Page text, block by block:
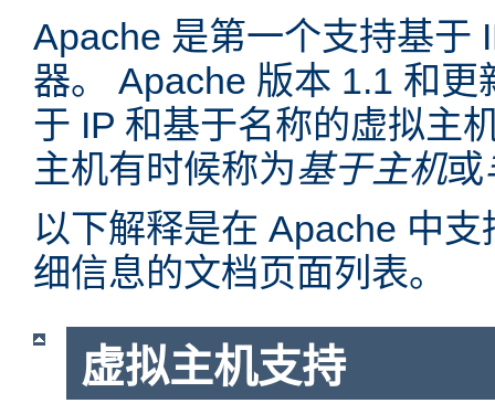
Apache 是第一个支持基于
器。 Apache 版本 1.1 和
于 IP 和基于名称的虚拟主
主机有时候称为基于主机或
以下解释是在 Apache 中
细信息的文档页面列表。
虚拟主机支持